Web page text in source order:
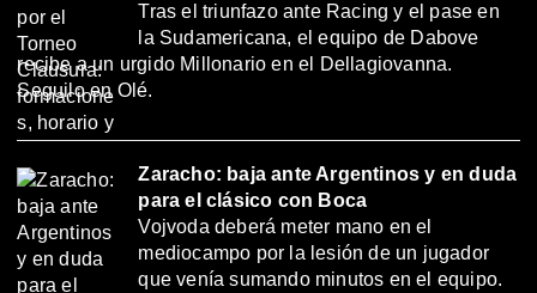
Tras el triunfazo ante Racing y el pase en
la Sudamericana, el equipo de Dabove
recibe a un urgido Millonario en el Dellagiovanna.
Seguilo en Olé.
Zaracho: baja ante Argentinos y en duda
para el clásico con Boca
Vojvoda deberá meter mano en el
mediocampo por la lesión de un jugador
que venía sumando minutos en el equipo.